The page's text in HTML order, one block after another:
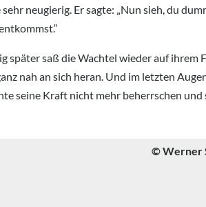
neugierig. Er sagte: „Nun sieh, du
später saß die Wachtel wieder auf
nah an sich heran. Und im letzten
seine Kraft nicht mehr beherrschen
© Werner